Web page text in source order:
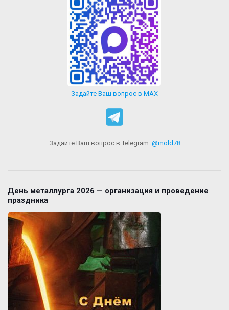
Задайте Ваш вопрос в MAX
Задайте Ваш вопрос в Telegram: @mold78
День металлурга 2026 — организация и проведение
праздника